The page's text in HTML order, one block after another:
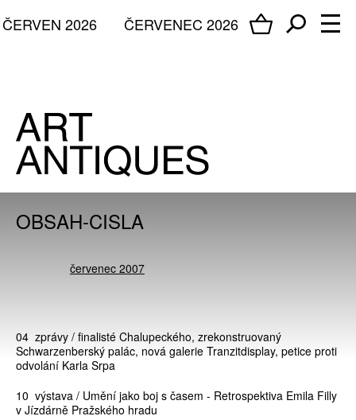
ČERVENEC 2026
ČERVEN 2026
OBSAH-CISLA
červenec 2007
04 zprávy / finalisté Chalupeckého, zrekonstruovaný
Schwarzenberský palác, nová galerie Tranzitdisplay, petice proti
odvolání Karla Srpa
10 výstava / Umění jako boj s časem - Retrospektiva Emila Filly
v Jízdárně Pražského hradu